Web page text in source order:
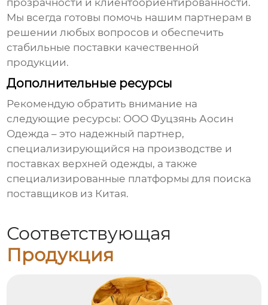
прозрачности и клиентоориентированности.
Мы всегда готовы помочь нашим партнерам в
решении любых вопросов и обеспечить
стабильные поставки качественной
продукции.
Дополнительные ресурсы
Рекомендую обратить внимание на
следующие ресурсы: ООО Фуцзянь Аосин
Одежда – это надежный партнер,
специализирующийся на производстве и
поставках верхней одежды, а также
специализированные платформы для поиска
поставщиков из Китая.
Соответствующая
Продукция